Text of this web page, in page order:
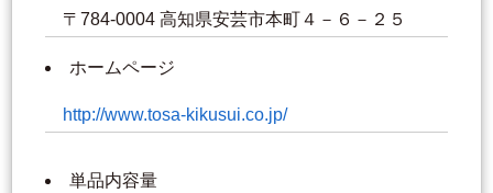
〒784-0004 高知県安芸市本町４－６－２５
ホームページ
http://www.tosa-kikusui.co.jp/
単品内容量